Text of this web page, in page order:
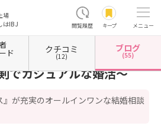
場
はIBJ
閲覧履歴 キープ メニュー
県佐賀市 アンメリ～真剣でカジュアルな婚活～
でカジュアルな婚活～
』が充実のオールインワンな結婚相談
ド クチコミ
(12)
ブログ
(55)